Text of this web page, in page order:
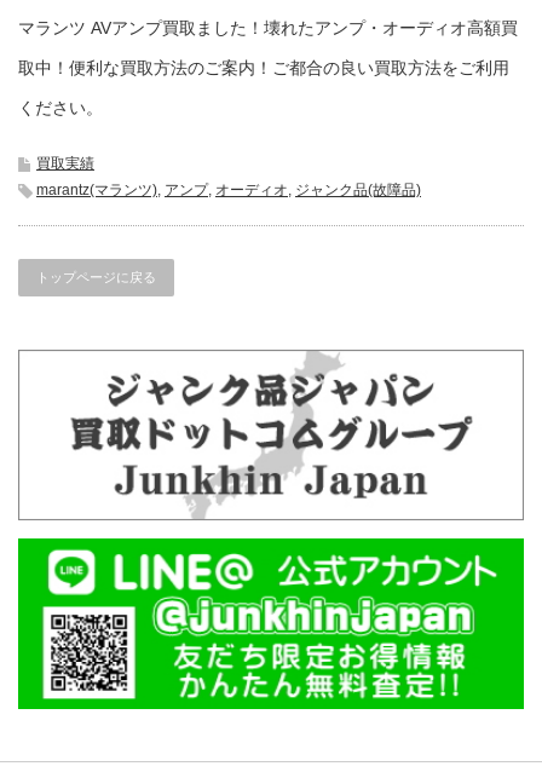
マランツ AVアンプ買取ました！壊れたアンプ・オーディオ高額買
取中！便利な買取方法のご案内！ご都合の良い買取方法をご利用
ください。
買取実績
marantz(マランツ), アンプ, オーディオ, ジャンク品(故障品)
トップページに戻る